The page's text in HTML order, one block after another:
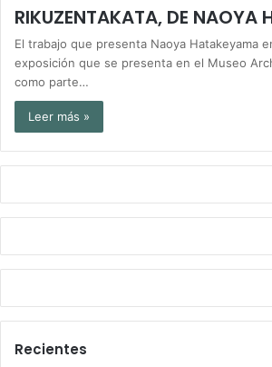
RIKUZENTAKATA, DE NAOYA
El trabajo que presenta Naoya Hatakeyama
exposición que se presenta en el Museo
como parte…
Leer más »
Recientes